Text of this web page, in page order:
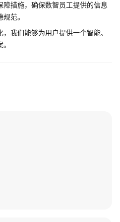
措施，确保数智员工提供的信息
范。
我们能够为用户提供一个智能、